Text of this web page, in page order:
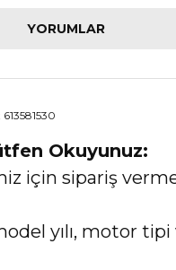
YORUMLAR
Okuyunuz:
sipariş
model yılı,